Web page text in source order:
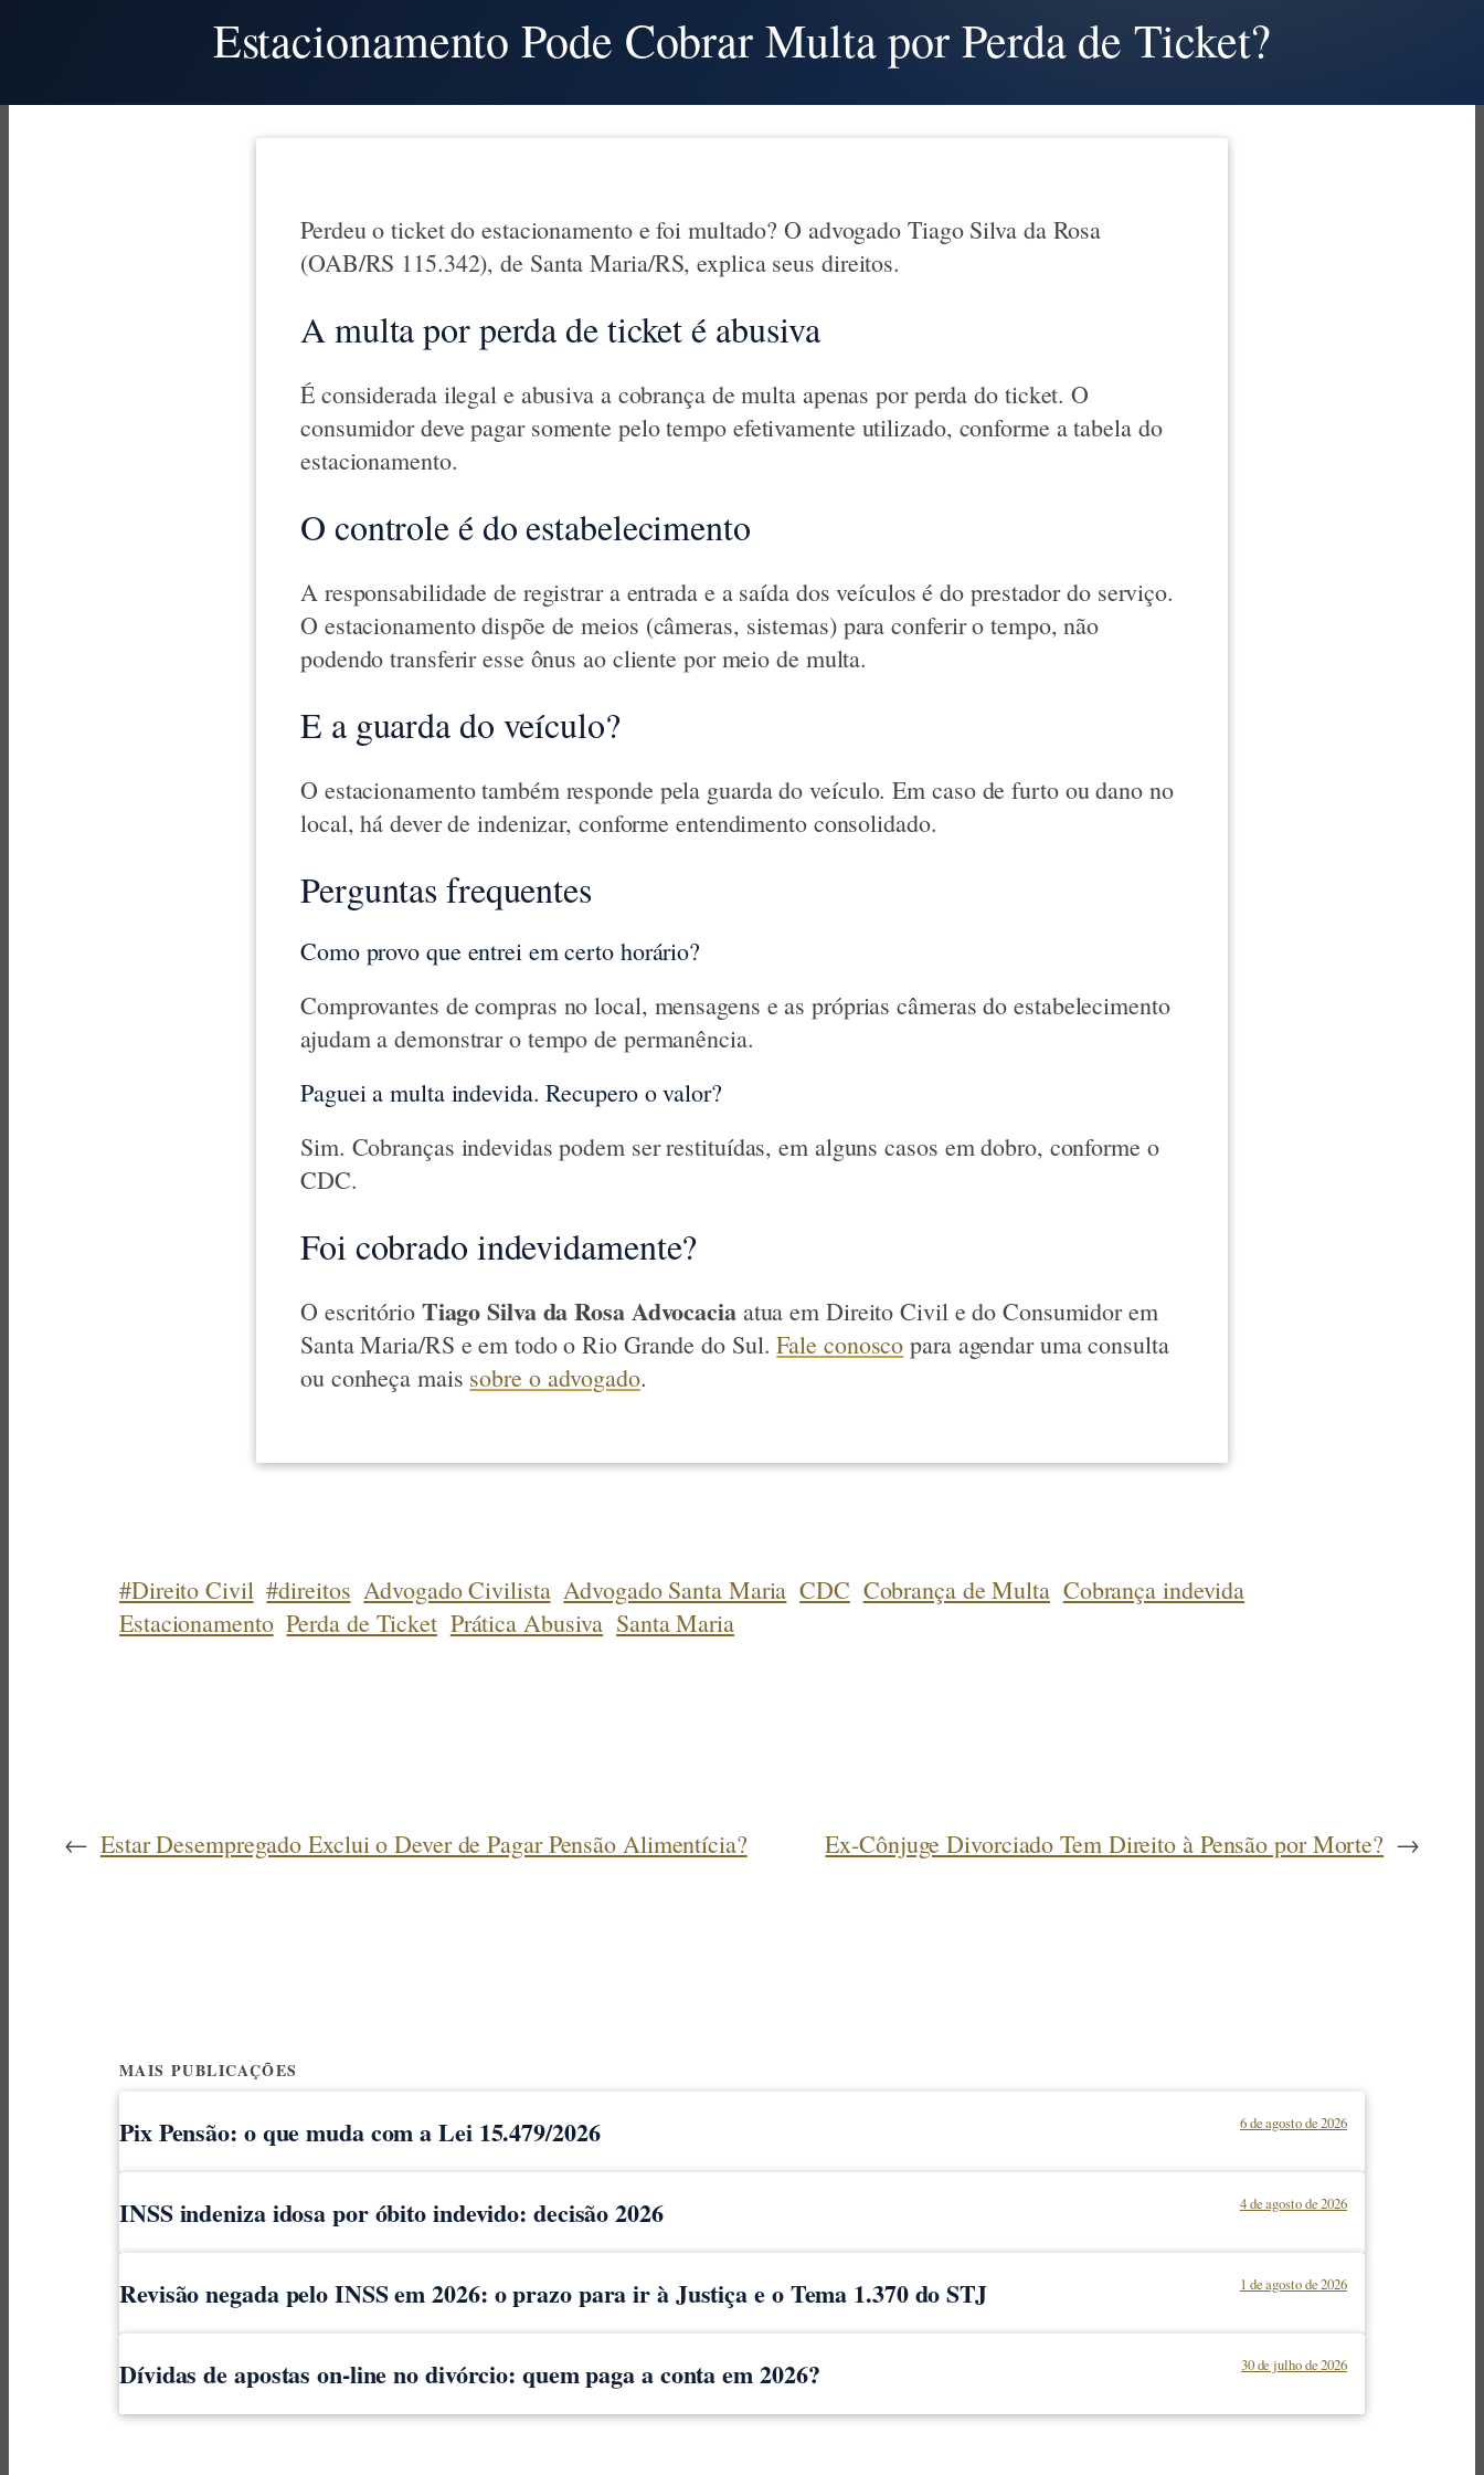
Estacionamento Pode Cobrar Multa por Perda de Ticket?
Perdeu o ticket do estacionamento e foi multado? O advogado Tiago Silva da Rosa
(OAB/RS 115.342), de Santa Maria/RS, explica seus direitos.
A multa por perda de ticket é abusiva
É considerada ilegal e abusiva a cobrança de multa apenas por perda do ticket. O
consumidor deve pagar somente pelo tempo efetivamente utilizado, conforme a tabela do
estacionamento.
O controle é do estabelecimento
A responsabilidade de registrar a entrada e a saída dos veículos é do prestador do serviço.
O estacionamento dispõe de meios (câmeras, sistemas) para conferir o tempo, não
podendo transferir esse ônus ao cliente por meio de multa.
E a guarda do veículo?
O estacionamento também responde pela guarda do veículo. Em caso de furto ou dano no
local, há dever de indenizar, conforme entendimento consolidado.
Perguntas frequentes
Como provo que entrei em certo horário?
Comprovantes de compras no local, mensagens e as próprias câmeras do estabelecimento
ajudam a demonstrar o tempo de permanência.
Paguei a multa indevida. Recupero o valor?
Sim. Cobranças indevidas podem ser restituídas, em alguns casos em dobro, conforme o
CDC.
Foi cobrado indevidamente?
O escritório Tiago Silva da Rosa Advocaciaatua em Direito Civil e do Consumidor em
Santa Maria/RS e em todo o Rio Grande do Sul.Fale conosco para agendar uma consulta
ou conheça mais sobre o advogado.
#Direito Civil #direitos Advogado Civilista Advogado Santa Maria CDC Cobrança de Multa Cobrança indevida
Estacionamento Perda de Ticket Prática Abusiva Santa Maria
← Estar Desempregado Exclui o Dever de Pagar Pensão Alimentícia? Ex-Cônjuge Divorciado Tem Direito à Pensão por Morte? →
MAIS PUBLICAÇÕES
Pix Pensão: o que muda com a Lei 15.479/2026 6 de agosto de 2026
INSS indeniza idosa por óbito indevido: decisão 2026 4 de agosto de 2026
Revisão negada pelo INSS em 2026: o prazo para ir à Justiça e o Tema 1.370 do STJ 1 de agosto de 2026
Dívidas de apostas on-line no divórcio: quem paga a conta em 2026? 30 de julho de 2026